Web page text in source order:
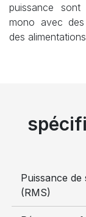
puissance
mono avec
des
Puissance de
(RMS)